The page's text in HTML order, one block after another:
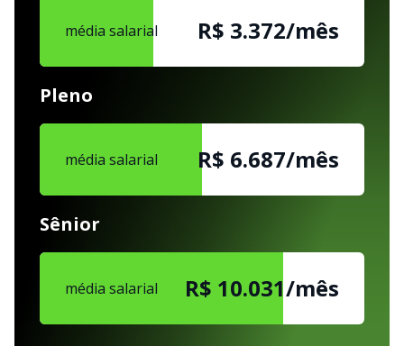
média salarial R$ 3.372/mês
Pleno
média salarial R$ 6.687/mês
Sênior
média salarial R$ 10.031/mês